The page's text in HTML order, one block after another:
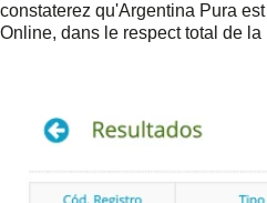
constaterez qu'Argentina Pura
Online, dans le respect total de